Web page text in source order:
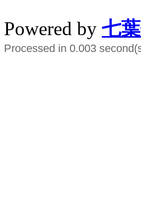
Powered by 七
Processed in 0.003